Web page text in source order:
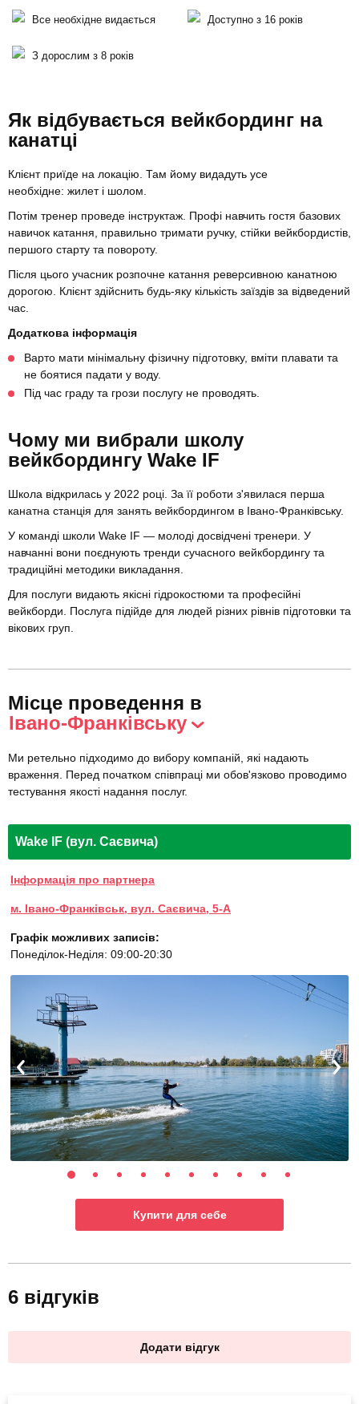
Все необхідне видається Доступно з 16 років
З дорослим з 8 років
Як відбувається вейкбординг на
канатці
Клієнт приїде на локацію. Там йому видадуть усе
необхідне: жилет і шолом.
Потім тренер проведе інструктаж. Профі навчить гостя базових
навичок катання, правильно тримати ручку, стійки вейкбордистів,
першого старту та повороту.
Після цього учасник розпочне катання реверсивною канатною
дорогою. Клієнт здійснить будь-яку кількість заїздів за відведений
час.
Додаткова інформація
Варто мати мінімальну фізичну підготовку, вміти плавати та
не боятися падати у воду.
Під час граду та грози послугу не проводять.
Чому ми вибрали школу
вейкбордингу Wake IF
Школа відкрилась у 2022 році. За її роботи з'явилася перша
канатна станція для занять вейкбордингом в Івано-Франківську.
У команді школи Wake IF — молоді досвідчені тренери. У
навчанні вони поєднують тренди сучасного вейкбордингу та
традиційні методики викладання.
Для послуги видають якісні гідрокостюми та професійні
вейкборди. Послуга підійде для людей різних рівнів підготовки та
вікових груп.
Місце проведення в
Івано-Франківську
Ми ретельно підходимо до вибору компаній, які надають
враження. Перед початком співпраці ми обов'язково проводимо
тестування якості надання послуг.
Wake IF (вул. Саєвича)
Інформація про партнера
м. Івано-Франківськ, вул. Саєвича, 5-А
Графік можливих записів:
Понеділок-Неділя: 09:00-20:30
Купити для себе
6 відгуків
Додати відгук